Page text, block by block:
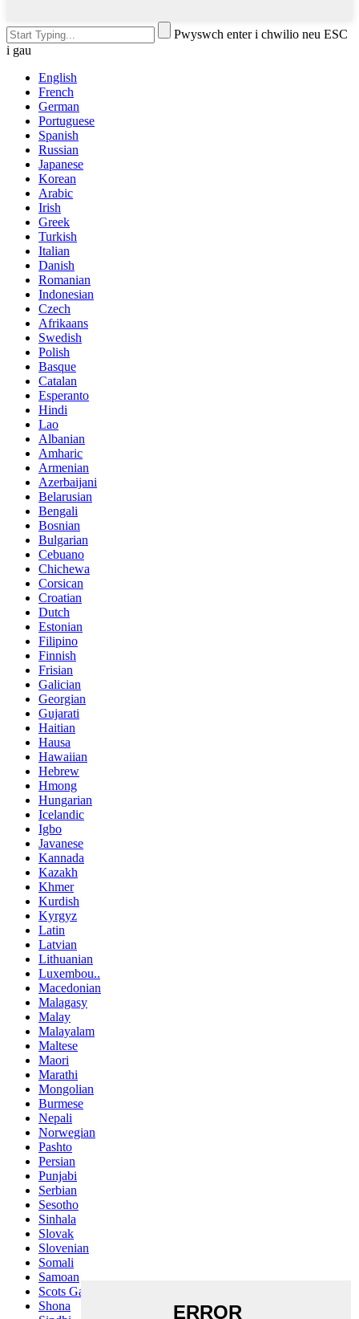
Pwyswch enter i chwilio neu ESC
i gau
English
French
German
Portuguese
Spanish
Russian
Japanese
Korean
Arabic
Irish
Greek
Turkish
Italian
Danish
Romanian
Indonesian
Czech
Afrikaans
Swedish
Polish
Basque
Catalan
Esperanto
Hindi
Lao
Albanian
Amharic
Armenian
Azerbaijani
Belarusian
Bengali
Bosnian
Bulgarian
Cebuano
Chichewa
Corsican
Croatian
Dutch
Estonian
Filipino
Finnish
Frisian
Galician
Georgian
Gujarati
Haitian
Hausa
Hawaiian
Hebrew
Hmong
Hungarian
Icelandic
Igbo
Javanese
Kannada
Kazakh
Khmer
Kurdish
Kyrgyz
Latin
Latvian
Lithuanian
Luxembou..
Macedonian
Malagasy
Malay
Malayalam
Maltese
Maori
Marathi
Mongolian
Burmese
Nepali
Norwegian
Pashto
Persian
Punjabi
Serbian
Sesotho
Sinhala
Slovak
Slovenian
Somali
Samoan
Scots Gaelic
Shona